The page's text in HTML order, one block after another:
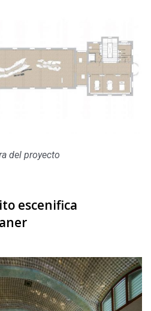
del proyecto
escenifica